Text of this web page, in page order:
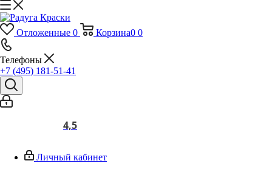
Отложенные 0 Корзина0 0
Телефоны
+7 (495) 181-51-41
4,5
Личный кабинет